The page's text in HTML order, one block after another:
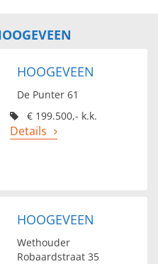
HOOGEVEEN
De Punter 61
€ 199.500,- k.k.
Details
HOOGEVEEN
Wethouder
Robaardstraat 35